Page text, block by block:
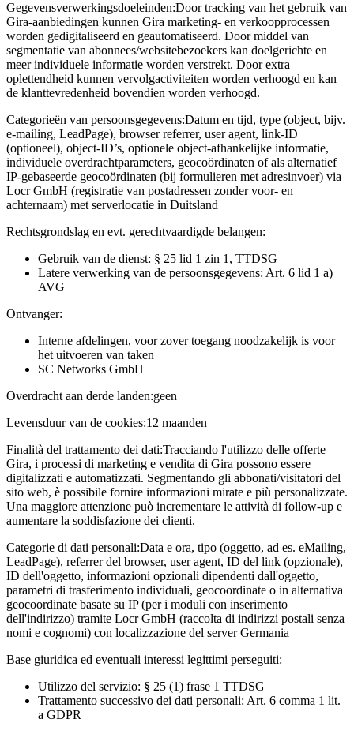
Gegevensverwerkingsdoeleinden:Door tracking van het gebruik van
Gira-aanbiedingen kunnen Gira marketing- en verkoopprocessen
worden gedigitaliseerd en geautomatiseerd. Door middel van
segmentatie van abonnees/websitebezoekers kan doelgerichte en
meer individuele informatie worden verstrekt. Door extra
oplettendheid kunnen vervolgactiviteiten worden verhoogd en kan
de klanttevredenheid bovendien worden verhoogd.
Categorieën van persoonsgegevens:Datum en tijd, type (object, bijv.
e-mailing, LeadPage), browser referrer, user agent, link-ID
(optioneel), object-ID’s, optionele object-afhankelijke informatie,
individuele overdrachtparameters, geocoördinaten of als alternatief
IP-gebaseerde geocoördinaten (bij formulieren met adresinvoer) via
Locr GmbH (registratie van postadressen zonder voor- en
achternaam) met serverlocatie in Duitsland
Rechtsgrondslag en evt. gerechtvaardigde belangen:
Gebruik van de dienst: § 25 lid 1 zin 1, TTDSG
Latere verwerking van de persoonsgegevens: Art. 6 lid 1 a)
AVG
Ontvanger:
Interne afdelingen, voor zover toegang noodzakelijk is voor
het uitvoeren van taken
SC Networks GmbH
Overdracht aan derde landen:geen
Levensduur van de cookies:12 maanden
Finalità del trattamento dei dati:Tracciando l'utilizzo delle offerte
Gira, i processi di marketing e vendita di Gira possono essere
digitalizzati e automatizzati. Segmentando gli abbonati/visitatori del
sito web, è possibile fornire informazioni mirate e più personalizzate.
Una maggiore attenzione può incrementare le attività di follow-up e
aumentare la soddisfazione dei clienti.
Categorie di dati personali:Data e ora, tipo (oggetto, ad es. eMailing,
LeadPage), referrer del browser, user agent, ID del link (opzionale),
ID dell'oggetto, informazioni opzionali dipendenti dall'oggetto,
parametri di trasferimento individuali, geocoordinate o in alternativa
geocoordinate basate su IP (per i moduli con inserimento
dell'indirizzo) tramite Locr GmbH (raccolta di indirizzi postali senza
nomi e cognomi) con localizzazione del server Germania
Base giuridica ed eventuali interessi legittimi perseguiti:
Utilizzo del servizio: § 25 (1) frase 1 TTDSG
Trattamento successivo dei dati personali: Art. 6 comma 1 lit.
a GDPR